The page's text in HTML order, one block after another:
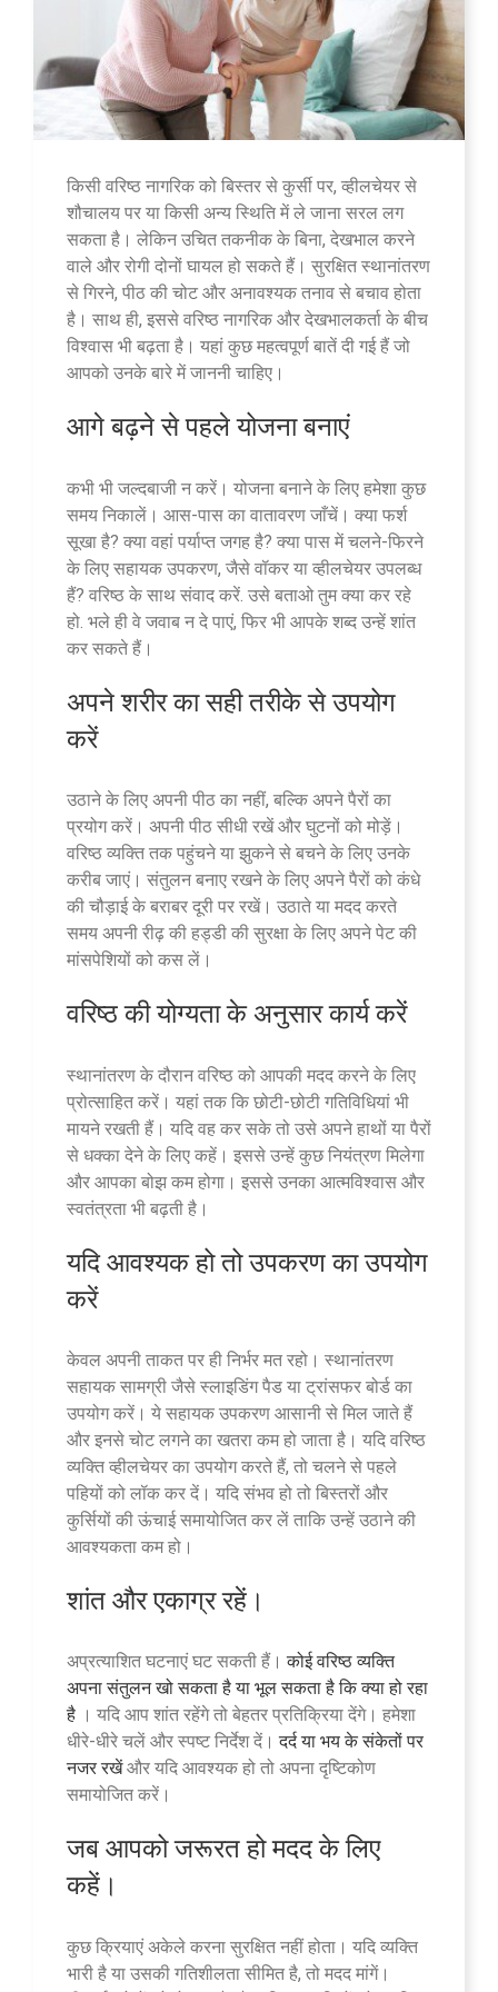
किसी वरिष्ठ नागरिक को बिस्तर से कुर्सी पर, व्हीलचेयर से
शौचालय पर या किसी अन्य स्थिति में ले जाना सरल लग
सकता है। लेकिन उचित तकनीक के बिना, देखभाल करने
वाले और रोगी दोनों घायल हो सकते हैं। सुरक्षित स्थानांतरण
से गिरने, पीठ की चोट और अनावश्यक तनाव से बचाव होता
है। साथ ही, इससे वरिष्ठ नागरिक और देखभालकर्ता के बीच
विश्वास भी बढ़ता है। यहां कुछ महत्वपूर्ण बातें दी गई हैं जो
आपको उनके बारे में जाननी चाहिए।
आगे बढ़ने से पहले योजना बनाएं
कभी भी जल्दबाजी न करें। योजना बनाने के लिए हमेशा कुछ
समय निकालें। आस-पास का वातावरण जाँचें। क्या फर्श
सूखा है? क्या वहां पर्याप्त जगह है? क्या पास में चलने-फिरने
के लिए सहायक उपकरण, जैसे वॉकर या व्हीलचेयर उपलब्ध
हैं? वरिष्ठ के साथ संवाद करें. उसे बताओ तुम क्या कर रहे
हो. भले ही वे जवाब न दे पाएं, फिर भी आपके शब्द उन्हें शांत
कर सकते हैं।
अपने शरीर का सही तरीके से उपयोग
करें
उठाने के लिए अपनी पीठ का नहीं, बल्कि अपने पैरों का
प्रयोग करें। अपनी पीठ सीधी रखें और घुटनों को मोड़ें।
वरिष्ठ व्यक्ति तक पहुंचने या झुकने से बचने के लिए उनके
करीब जाएं। संतुलन बनाए रखने के लिए अपने पैरों को कंधे
की चौड़ाई के बराबर दूरी पर रखें। उठाते या मदद करते
समय अपनी रीढ़ की हड्डी की सुरक्षा के लिए अपने पेट की
मांसपेशियों को कस लें।
वरिष्ठ की योग्यता के अनुसार कार्य करें
स्थानांतरण के दौरान वरिष्ठ को आपकी मदद करने के लिए
प्रोत्साहित करें। यहां तक ​​कि छोटी-छोटी गतिविधियां भी
मायने रखती हैं। यदि वह कर सके तो उसे अपने हाथों या पैरों
से धक्का देने के लिए कहें। इससे उन्हें कुछ नियंत्रण मिलेगा
और आपका बोझ कम होगा। इससे उनका आत्मविश्वास और
स्वतंत्रता भी बढ़ती है।
यदि आवश्यक हो तो उपकरण का उपयोग
करें
केवल अपनी ताकत पर ही निर्भर मत रहो। स्थानांतरण
सहायक सामग्री जैसे स्लाइडिंग पैड या ट्रांसफर बोर्ड का
उपयोग करें। ये सहायक उपकरण आसानी से मिल जाते हैं
और इनसे चोट लगने का खतरा कम हो जाता है। यदि वरिष्ठ
व्यक्ति व्हीलचेयर का उपयोग करते हैं, तो चलने से पहले
पहियों को लॉक कर दें। यदि संभव हो तो बिस्तरों और
कुर्सियों की ऊंचाई समायोजित कर लें ताकि उन्हें उठाने की
आवश्यकता कम हो।
शांत और एकाग्र रहें।
अप्रत्याशित घटनाएं घट सकती हैं।कोई वरिष्ठ व्यक्ति
अपना संतुलन खो सकता है या भूल सकता है कि क्या हो रहा
है । यदि आप शांत रहेंगे तो बेहतर प्रतिक्रिया देंगे। हमेशा
धीरे-धीरे चलें और स्पष्ट निर्देश दें।दर्द या भय के संकेतों पर
नजर रखेंऔर यदि आवश्यक हो तो अपना दृष्टिकोण
समायोजित करें।
जब आपको जरूरत हो मदद के लिए
कहें।
कुछ क्रियाएं अकेले करना सुरक्षित नहीं होता। यदि व्यक्ति
भारी है या उसकी गतिशीलता सीमित है, तो मदद मांगें।